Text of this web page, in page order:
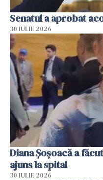
Senatul a aprobat
30 IULIE 2026
Diana Șoșoacă a
ajuns la spital
30 IULIE 2026